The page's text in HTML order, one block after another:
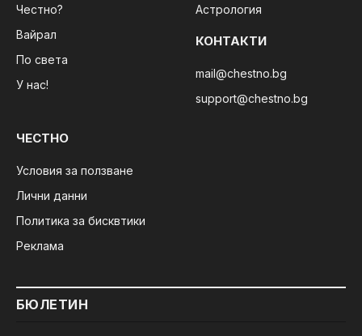
Честно?
Вайрал
По света
У нас!
Астрология
КОНТАКТИ
mail@chestno.bg
support@chestno.bg
ЧЕСТНО
Условия за ползване
Лични данни
Политика за бисквтики
Реклама
БЮЛЕТИН